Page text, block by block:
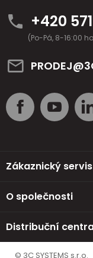
+420 571
(Po-Pá, 8-16:00
Zákaznický servis
O společnosti
Distribuční
© 3C SYSTEMS s.r.o.